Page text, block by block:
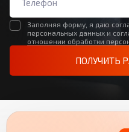
Заполняя форму, я даю
персональных данных и
отношении обработки
ПОЛУЧИТЬ